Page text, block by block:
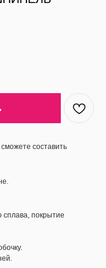
составить
сплава, покрытие